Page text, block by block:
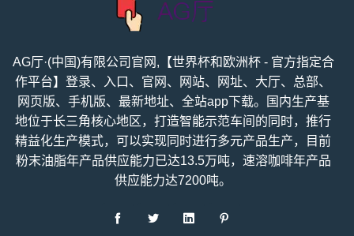
AG厅·(中国)有限公司官网,【世界杯和欧洲杯 - 官方指定合
作平台】登录、入口、官网、网站、网址、大厅、总部、
网页版、手机版、最新地址、全站app下载。国内生产基
地位于长三角核心地区，打造智能示范车间的同时，推行
精益化生产模式，可以实现同时进行多元产品生产，目前
粉末油脂年产品供应能力已达13.5万吨，速溶咖啡年产品
供应能力达7200吨。